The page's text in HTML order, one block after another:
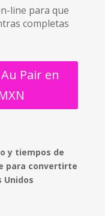
line para que
completas
Pair en
y tiempos de
para convertirte
Unidos